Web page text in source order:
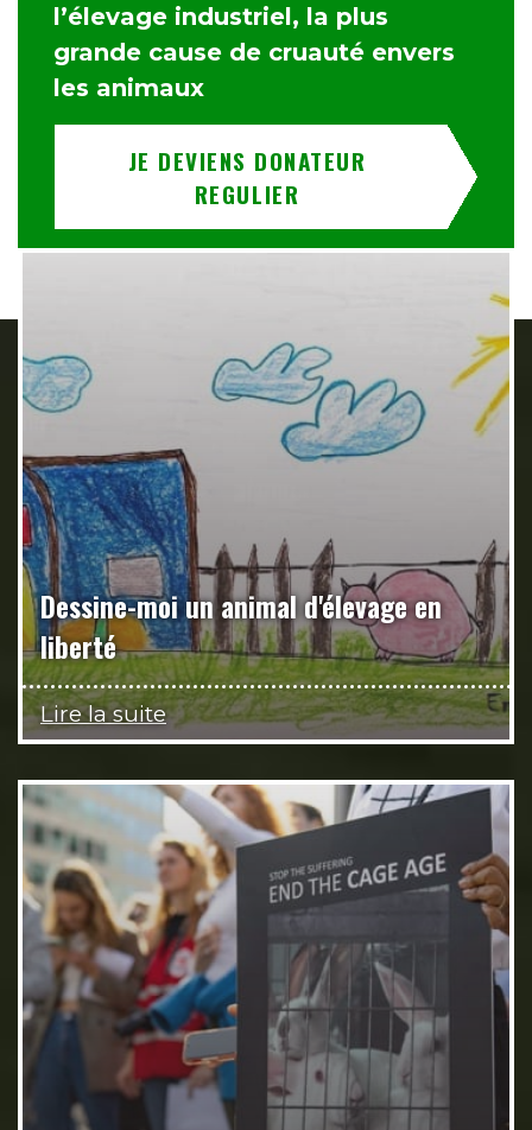
l’élevage industriel, la plus
grande cause de cruauté envers
les animaux
JE DEVIENS DONATEUR
REGULIER
Dessine-moi un animal d'élevage en
liberté
Lire la suite